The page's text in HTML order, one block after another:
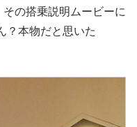
の搭乗説明ムービーに
？本物だと思いた